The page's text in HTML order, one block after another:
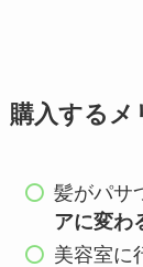
購入するメ
髪がパサ
アに変わ
美容室に